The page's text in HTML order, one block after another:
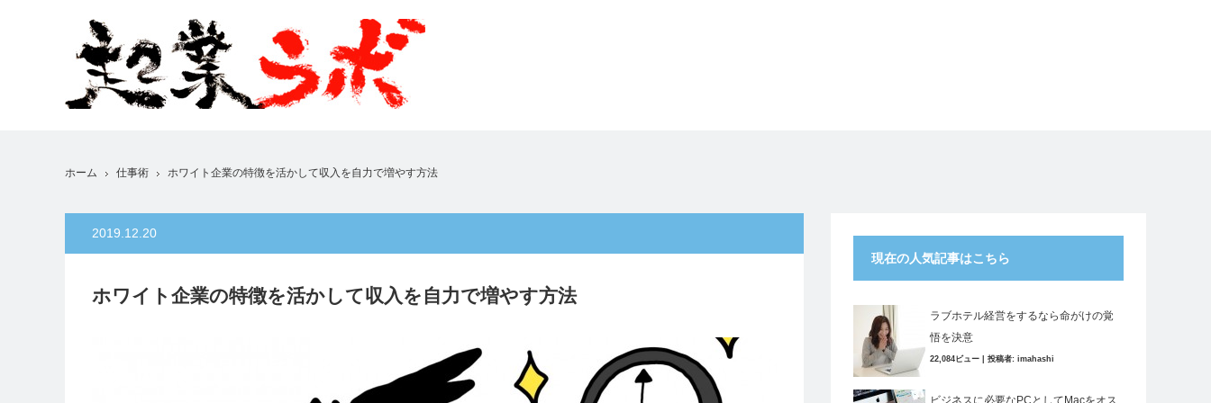
ホーム 仕事術 ホワイト企業の特徴を活かして収入を自力で増やす方法
2019.12.20
ホワイト企業の特徴を活かして収入を自力で増やす方法
現在の人気記事はこちら
ラブホテル経営をするなら命がけの覚
悟を決意
22,084ビュー 投稿者: imahashi
ビジネスに必要なPCとしてMacをオス